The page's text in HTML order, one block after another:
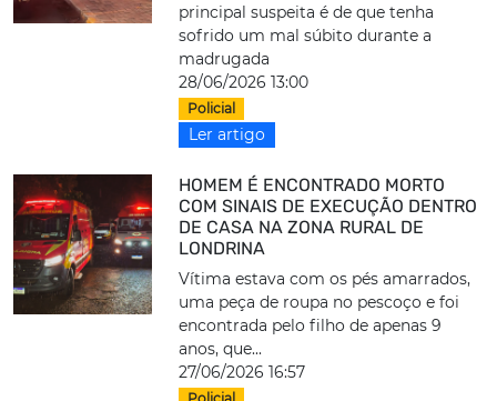
principal suspeita é de que tenha
sofrido um mal súbito durante a
madrugada
28/06/2026 13:00
Policial
Ler artigo
HOMEM É ENCONTRADO MORTO
COM SINAIS DE EXECUÇÃO DENTRO
DE CASA NA ZONA RURAL DE
LONDRINA
Vítima estava com os pés amarrados,
uma peça de roupa no pescoço e foi
encontrada pelo filho de apenas 9
anos, que...
27/06/2026 16:57